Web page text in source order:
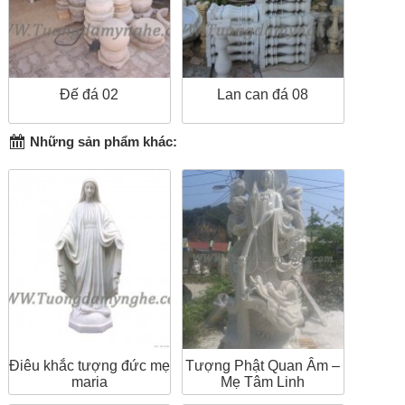
Đế đá 02 Lan can đá 08
Những sản phẩm khác:
Điêu khắc tượng đức mẹ
maria
Tượng Phật Quan Âm –
Mẹ Tâm Linh